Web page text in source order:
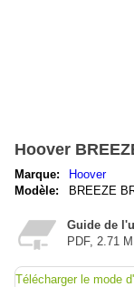
Hoover
Marque:
Hoover
Modèle:
BREEZE
Guide de
PDF, 2.71
Télécharger le mode